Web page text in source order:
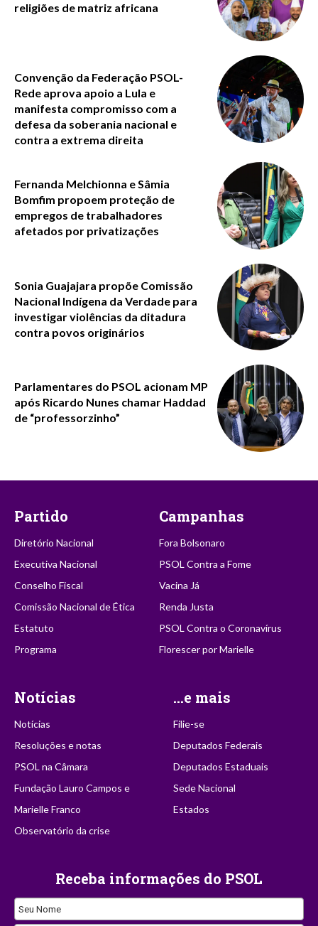
religiões de matriz africana
Convenção da Federação PSOL-
Rede aprova apoio a Lula e
manifesta compromisso com a
defesa da soberania nacional e
contra a extrema direita
Fernanda Melchionna e Sâmia
Bomfim propoem proteção de
empregos de trabalhadores
afetados por privatizações
Sonia Guajajara propõe Comissão
Nacional Indígena da Verdade para
investigar violências da ditadura
contra povos originários
Parlamentares do PSOL acionam MP
após Ricardo Nunes chamar Haddad
de “professorzinho”
Partido
Diretório Nacional
Executiva Nacional
Conselho Fiscal
Comissão Nacional de Ética
Estatuto
Programa
Campanhas
Fora Bolsonaro
PSOL Contra a Fome
Vacina Já
Renda Justa
PSOL Contra o Coronavírus
Florescer por Marielle
Notícias
Notícias
Resoluções e notas
PSOL na Câmara
Fundação Lauro Campos e
Marielle Franco
Observatório da crise
...e mais
Filie-se
Deputados Federais
Deputados Estaduais
Sede Nacional
Estados
Receba informações do PSOL
Seu Nome